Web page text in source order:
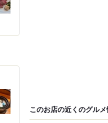
このお店の近くのグル